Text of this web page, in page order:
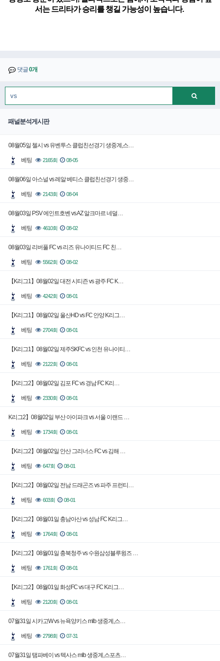
서는 드리타가 승리를 챙길 가능성이 높습니다.
댓글0개
패널분석게시판
08월05일 첼시 vs 유벤투스 클럽친선경기 생중계,스…
베팅 2165회 08-05
08월06일 아스널 vs 레알 베티스 클럽친선경기 생중…
베팅 2143회 08-04
08월03일 PSV 에인트호벤 vs AZ 알크마르 네덜…
베팅 4610회 08-02
08월03일 리버풀 FC vs 리즈 유나이티드 FC 친…
베팅 5562회 08-02
【K리그1】08월02일 대전 시티즌 vs 광주 FC K…
베팅 4242회 08-01
【K리그1】08월02일 울산HD vs FC 안양 K리그…
베팅 2704회 08-01
【K리그1】08월02일 제주SKFC vs 인천 유나이티…
베팅 2122회 08-01
【K리그2】08월02일 김포 FC vs 경남 FC K리…
베팅 2330회 08-01
K리그2】08월02일 부산 아이파크 vs 서울 이랜드 …
베팅 1734회 08-01
【K리그2】08월02일 안산 그리너스 FC vs 김해 …
베팅 647회 08-01
【K리그2】08월02일 전남 드래곤즈 vs 파주 프런티…
베팅 603회 08-01
【K리그2】08월01일 충남아산 vs 성남 FC K리그…
베팅 1764회 08-01
【K리그2】08월01일 충북청주 vs 수원삼성블루윙즈 …
베팅 1761회 08-01
【K리그2】08월01일 화성FC vs 대구 FC K리그…
베팅 2120회 08-01
07월31일 시카고W vs 뉴욕양키스 mlb 생중계,스…
베팅 2798회 07-31
07월31일 탬파베이 vs 텍사스 mlb 생중계,스포츠…